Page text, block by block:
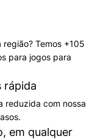
Temos +105
para jogos para
rápida
reduzida com nossa
em qualquer